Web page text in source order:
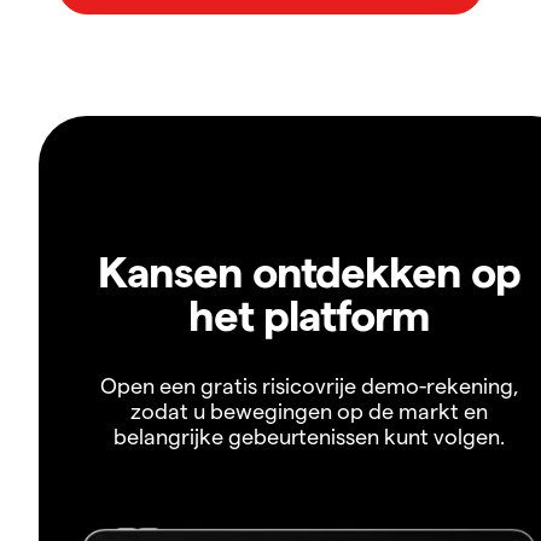
Kansen ontdekken op
het platform
Open een gratis risicovrije demo-rekening,
zodat u bewegingen op de markt en
belangrijke gebeurtenissen kunt volgen.